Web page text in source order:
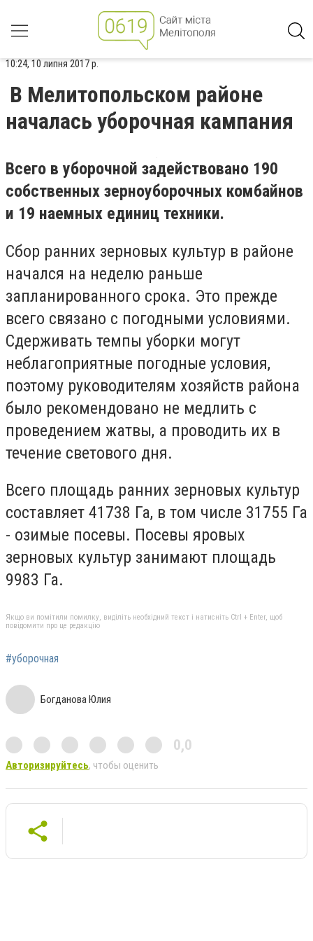
10:24, 10 липня 2017 р.
В Мелитопольском районе
началась уборочная кампания
Всего в уборочной задействовано 190
собственных зерноуборочных комбайнов
и 19 наемных единиц техники.
Сбор ранних зерновых культур в районе
начался на неделю раньше
запланированного срока. Это прежде
всего связано с погодными условиями.
Сдерживать темпы уборки могут
неблагоприятные погодные условия,
поэтому руководителям хозяйств района
было рекомендовано не медлить с
проведением жатвы, а проводить их в
течение светового дня.
Всего площадь ранних зерновых культур
составляет 41738 Га, в том числе 31755 Га
- озимые посевы. Посевы яровых
зерновых культур занимают площадь
9983 Га.
Якщо ви помітили помилку, виділіть необхідний текст і натисніть Ctrl + Enter, щоб
повідомити про це редакцію
#уборочная
Богданова Юлия
0,0
Авторизируйтесь, чтобы оценить